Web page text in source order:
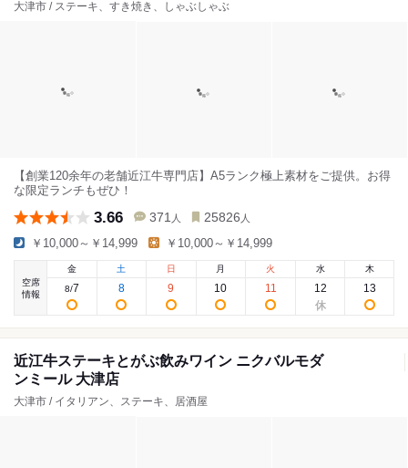
大津市 / ステーキ、すき焼き、しゃぶしゃぶ
【創業120余年の老舗近江牛専門店】A5ランク極上素材をご提供。お得
な限定ランチもぜひ！
3.66 371 人 25826 人
￥10,000～￥14,999 ￥10,000～￥14,999
空席
情報
金
8/7
土
8
日
9
月
10
火
11
水
12
木
13
近江牛ステーキとがぶ飲みワイン ニクバルモダ
ンミール 大津店
大津市 / イタリアン、ステーキ、居酒屋